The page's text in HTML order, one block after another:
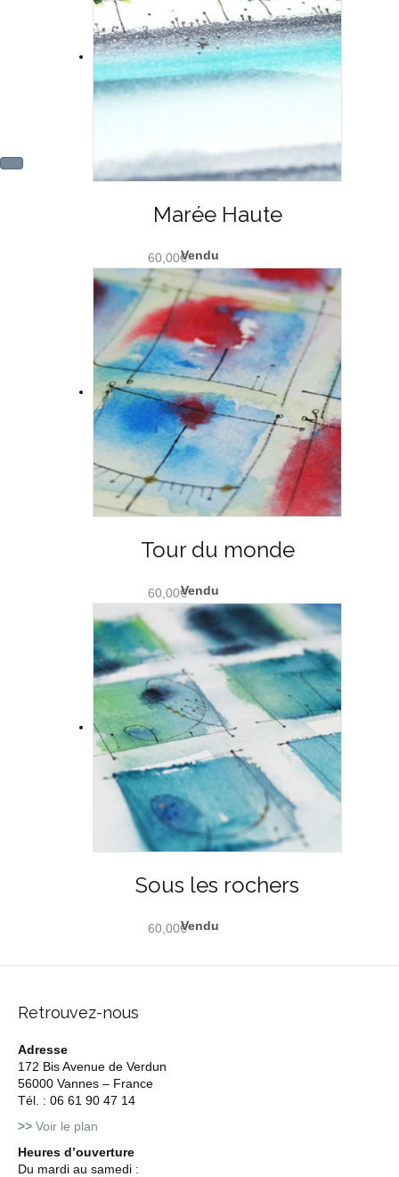
Marée Haute
60,00€
Tour du monde
60,00€
Sous les rochers
60,00€
Retrouvez-nous
Adresse
172 Bis Avenue de Verdun
56000 Vannes – France
Tél. : 06 61 90 47 14
>> Voir le plan
Heures d’ouverture
Du mardi au samedi :